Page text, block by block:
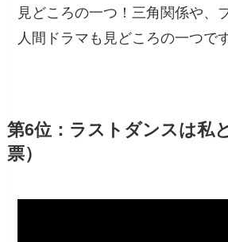
見どころの一つ！三角関係や、
人間ドラマも見どころの一つです
第6位：ラストダンスは私
票）